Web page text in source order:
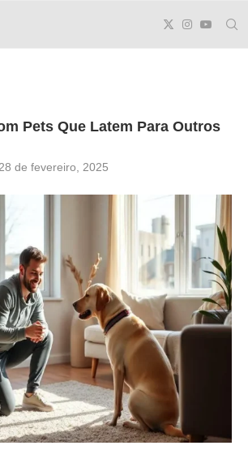
Pets Que Latem Para Outros
28 de fevereiro, 2025